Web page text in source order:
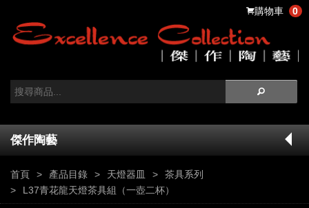
購物車 0
傑作陶藝
首頁 產品目錄 天燈器皿
茶具系列
L37青花龍天燈茶具組（一壺二杯）